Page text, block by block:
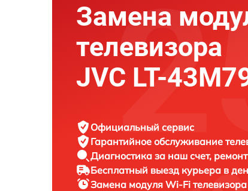
Замена
телевизора
JVC LT-
Официальный сервис
Гарантийное обслуживание
Диагностика за наш счет,
Бесплатный выезд курьера в
Замена модуля Wi-Fi телевизора